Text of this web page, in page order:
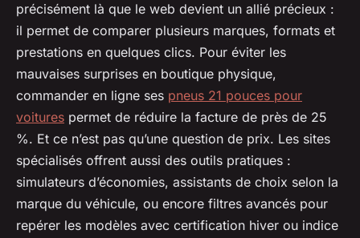
précisément là que le web devient un allié précieux :
il permet de comparer plusieurs marques, formats et
prestations en quelques clics. Pour éviter les
mauvaises surprises en boutique physique,
commander en ligne ses pneus 21 pouces pour
voitures permet de réduire la facture de près de 25
%. Et ce n’est pas qu’une question de prix. Les sites
spécialisés offrent aussi des outils pratiques :
simulateurs d’économies, assistants de choix selon la
marque du véhicule, ou encore filtres avancés pour
repérer les modèles avec certification hiver ou indice